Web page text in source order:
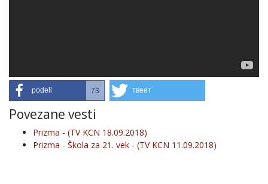
podeli 73 твеет
Povezane vesti
Prizma - (TV KCN 18.09.2018)
Prizma - Škola za 21. vek - (TV KCN 11.09.2018)